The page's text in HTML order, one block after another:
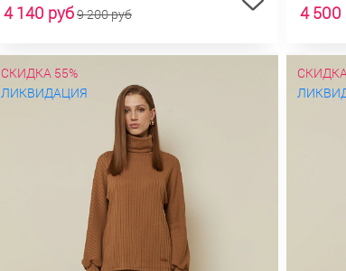
4 140 руб9 200 руб 4 500
СКИДКА 55%
ЛИКВИДАЦИЯ